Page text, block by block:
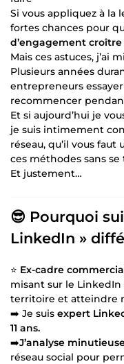
Si vous appliquez à la
fortes chances pour
d’engagement
Mais ces astuces, j’ai
Plusieurs années
entrepreneurs
recommencer
Et si aujourd’hui je
je suis intimement
réseau, qu’il vous faut
ces méthodes sans
Et justement…
😎 Pourquoi
LinkedIn »
⭐ Ex-cadre
misant sur le
territoire et atteindre
➡️ Je suis expert
11 ans.
➡️J’analyse
réseau social pour